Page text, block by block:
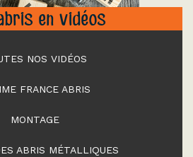
en vidéos
NOS VIDÉOS
FRANCE ABRIS
MONTAGE
ABRIS MÉTALLIQUES